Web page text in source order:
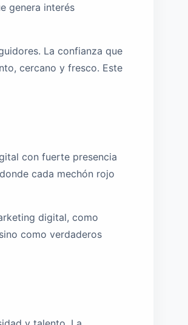
genera interés
La confianza que
cercano y fresco. Este
con fuerte presencia
cada mechón rojo
digital, como
como verdaderos